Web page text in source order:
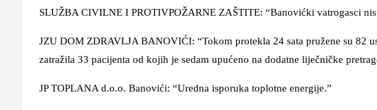
SLUŽBA CIVILNE I PROTIVPOŽARNE ZAŠTITE: “Banovićki vatrogasci
JZU DOM ZDRAVLJA BANOVIĆI: “Tokom protekla 24 sata pružene su 82
zatražila 33 pacijenta od kojih je sedam upućeno na dodatne liječničke
JP TOPLANA d.o.o. Banovići: “Uredna isporuka toplotne energije.”